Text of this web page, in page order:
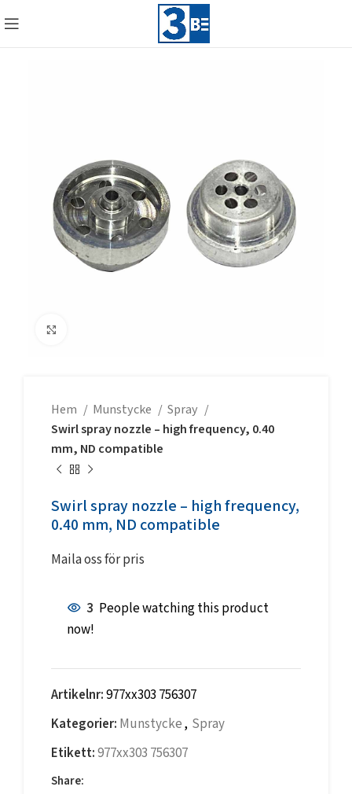
Hem Munstycke
Spray
Swirl spray nozzle – high frequency, 0.40
mm, ND compatible
Swirl spray nozzle – high frequency,
0.40 mm, ND compatible
Maila oss för pris
3 People watching this product
now!
Artikelnr:977xx303 756307
Kategorier: Munstycke, Spray
Etikett:977xx303 756307
Share: